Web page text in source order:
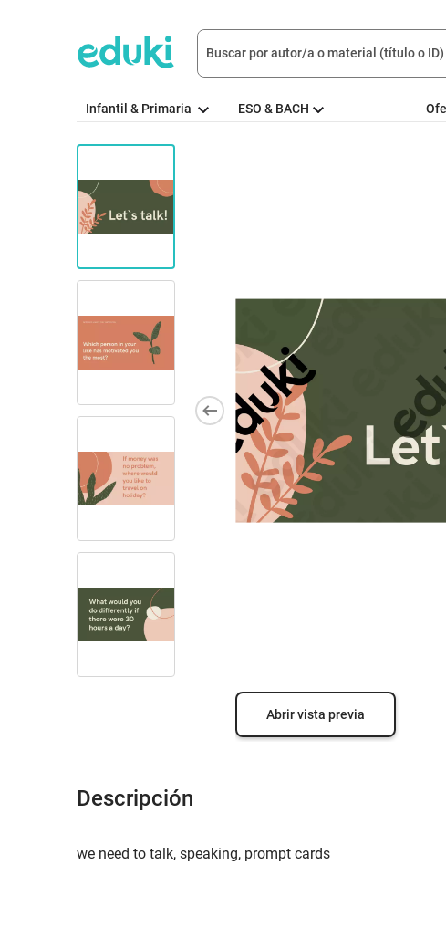
Infantil & Primaria ESO & BACH
Abrir vista previa
Descripción
we need to talk, speaking, prompt cards